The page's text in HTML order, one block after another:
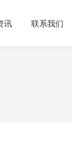
讯 联系我们